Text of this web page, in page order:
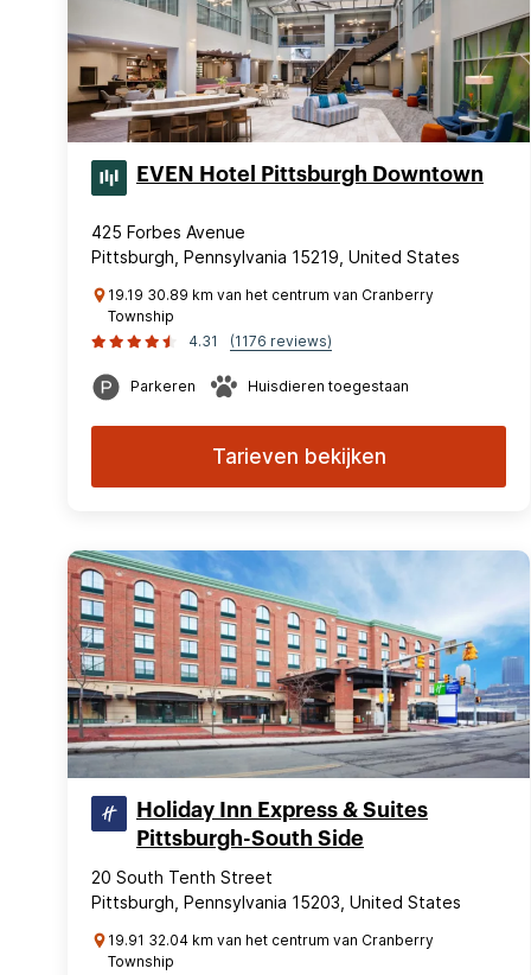
EVEN Hotel Pittsburgh Downtown
425 Forbes Avenue
Pittsburgh, Pennsylvania 15219, United States
19.19 30.89 km van het centrum van Cranberry
Township
4.31
(1176 reviews)
Parkeren Huisdieren toegestaan
Tarieven bekijken
Holiday Inn Express & Suites
Pittsburgh-South Side
20 South Tenth Street
Pittsburgh, Pennsylvania 15203, United States
19.91 32.04 km van het centrum van Cranberry
Township